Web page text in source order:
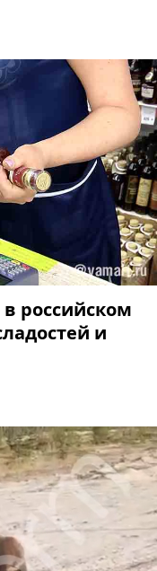
российском
и